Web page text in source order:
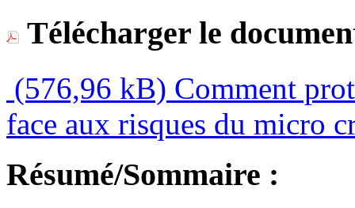
Télécharger le
(576,96 kB) Comment
face aux risques du micro
Résumé/Sommaire :